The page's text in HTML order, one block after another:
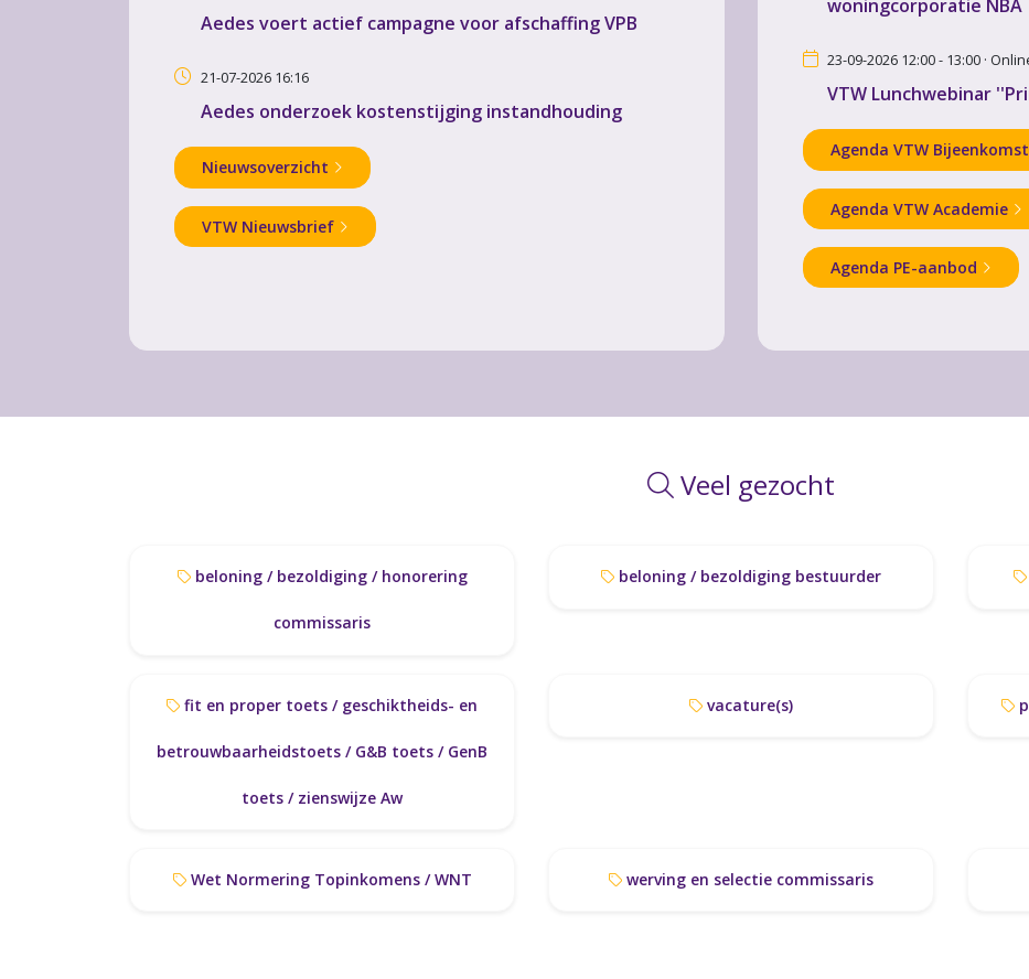
Aedes voert actief campagne voor afschaffing VPB
21-07-2026 16:16
Aedes onderzoek kostenstijging instandhouding
Nieuwsoverzicht
VTW Nieuwsbrief
woningcorporatie NBA
23-09-2026 12:00 - 13:00 ·
VTW Lunchwebinar
Agenda VTW
Agenda VTW Academie
Agenda PE-aanbod
Veel gezocht
beloning / bezoldiging / honorering
commissaris
beloning / bezoldiging bestuurder
betrouwbaarheidstoets / G&B toets / GenB
toets / zienswijze Aw
vacature(s)
Wet Normering Topinkomens / WNT werving en selectie commissaris